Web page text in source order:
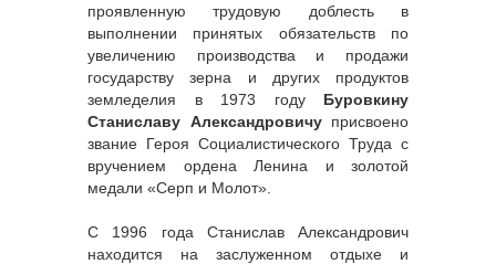
проявленную трудовую доблесть в
выполнении принятых обязательств по
увеличению производства и продажи
государству зерна и других продуктов
земледелия в 1973 году Буровкину
Станиславу Александровичуприсвоено
звание Героя Социалистического Труда с
вручением ордена Ленина и золотой
медали «Серп и Молот».
С 1996 года Станислав Александрович
находится на заслуженном отдыхе и